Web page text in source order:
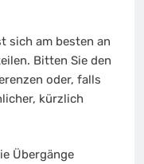
sich am besten an
Bitten Sie den
oder, falls
kürzlich
Übergänge